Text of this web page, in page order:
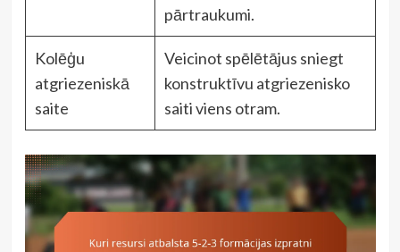
pārtraukumi.
Kolēģu
atgriezeniskā
saite
Veicinot spēlētājus sniegt
konstruktīvu atgriezenisko
saiti viens otram.